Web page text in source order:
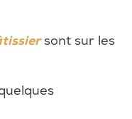
sont sur les